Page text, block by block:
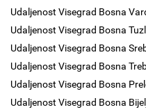
Udaljenost Visegrad Bosna
Udaljenost Visegrad Bosna
Udaljenost Visegrad Bosna
Udaljenost Visegrad Bosna
Udaljenost Visegrad Bosna
Udaljenost Visegrad Bosna